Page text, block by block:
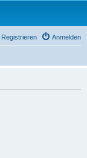
Anmelden
Registrieren